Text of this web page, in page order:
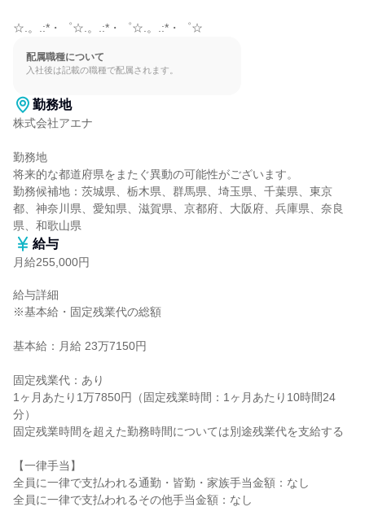
☆.。.:*・゜☆.。.:*・゜☆.。.:*・゜☆
配属職種について
入社後は記載の職種で配属されます。
勤務地
株式会社アエナ
勤務地
将来的な都道府県をまたぐ異動の可能性がございます。
勤務候補地：茨城県、栃木県、群馬県、埼玉県、千葉県、東京
都、神奈川県、愛知県、滋賀県、京都府、大阪府、兵庫県、奈良
県、和歌山県
給与
月給255,000円
給与詳細
※基本給・固定残業代の総額
基本給：月給 23万7150円
固定残業代：あり
1ヶ月あたり1万7850円（固定残業時間：1ヶ月あたり10時間24
分）
固定残業時間を超えた勤務時間については別途残業代を支給する
【一律手当】
全員に一律で支払われる通勤・皆勤・家族手当金額：なし
全員に一律で支払われるその他手当金額：なし